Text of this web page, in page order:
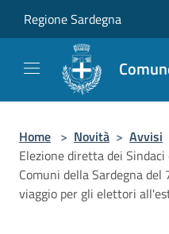
Regione Sardegna
Home > Novità > Avvisi
Elezione diretta dei
Comuni della Sardegna
viaggio per gli elettori